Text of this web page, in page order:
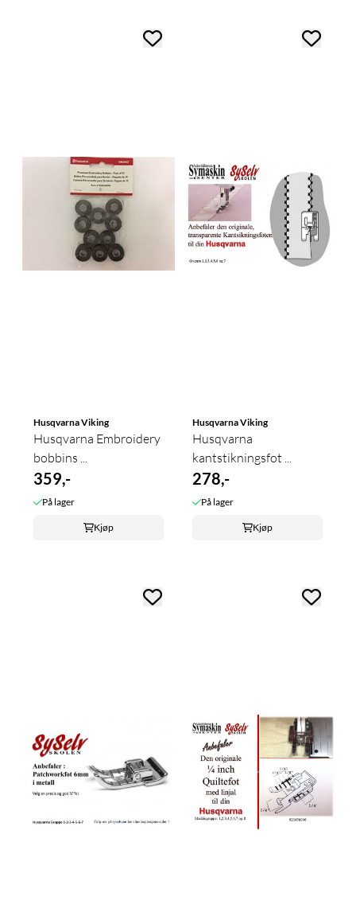
Husqvarna Viking
Husqvarna Embroidery
bobbins ...
359,-
På lager
Kjøp
Husqvarna Viking
Husqvarna
kantstikningsfot ...
278,-
På lager
Kjøp